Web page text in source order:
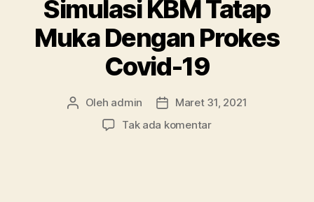
Simulasi KBM Tatap
Muka Dengan Prokes
Covid-19
Penulis
artikel
Oleh admin
Tanggal
artikel
Maret 31, 2021
Tak ada komentarpada